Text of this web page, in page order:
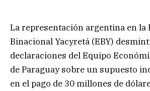
La representación argentina en la
Binacional Yacyretá (EBY)
declaraciones del Equipo
de Paraguay sobre un supuesto
en el pago de 30 millones de